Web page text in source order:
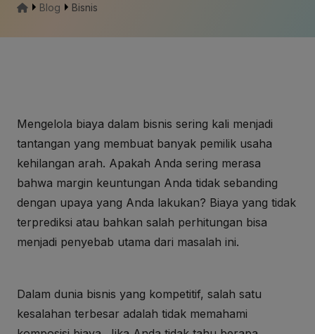
Blog Bisnis
Mengelola biaya dalam bisnis sering kali menjadi
tantangan yang membuat banyak pemilik usaha
kehilangan arah. Apakah Anda sering merasa
bahwa margin keuntungan Anda tidak sebanding
dengan upaya yang Anda lakukan? Biaya yang tidak
terprediksi atau bahkan salah perhitungan bisa
menjadi penyebab utama dari masalah ini.
Dalam dunia bisnis yang kompetitif, salah satu
kesalahan terbesar adalah tidak memahami